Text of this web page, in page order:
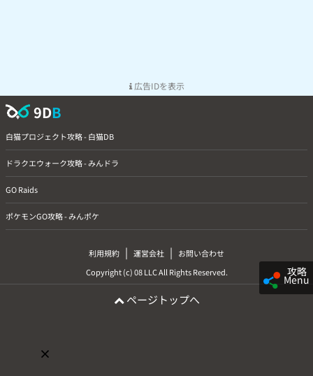
攻略
Menu
広告IDを表示
9DB
白猫プロジェクト攻略 - 白猫DB
ドラクエウォーク攻略 - みんドラ
GO Raids
ポケモンGO攻略 - みんポケ
利用規約 | 運営会社 |
お問い合わせ
Copyright (c) 08 LLC All Rights Reserved.
ページトップへ